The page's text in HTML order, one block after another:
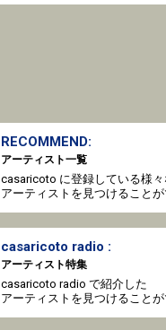
RECOMMEND:
アーティスト一覧
casaricoto に登録している様
アーティストを見つけることが
casaricoto radio :
アーティスト特集
casaricoto radio で紹介した
アーティストを見つけることが